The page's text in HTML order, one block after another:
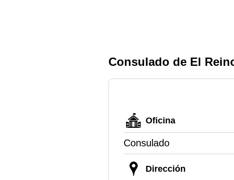
Consulado de El
Oficina
Consulado
Dirección